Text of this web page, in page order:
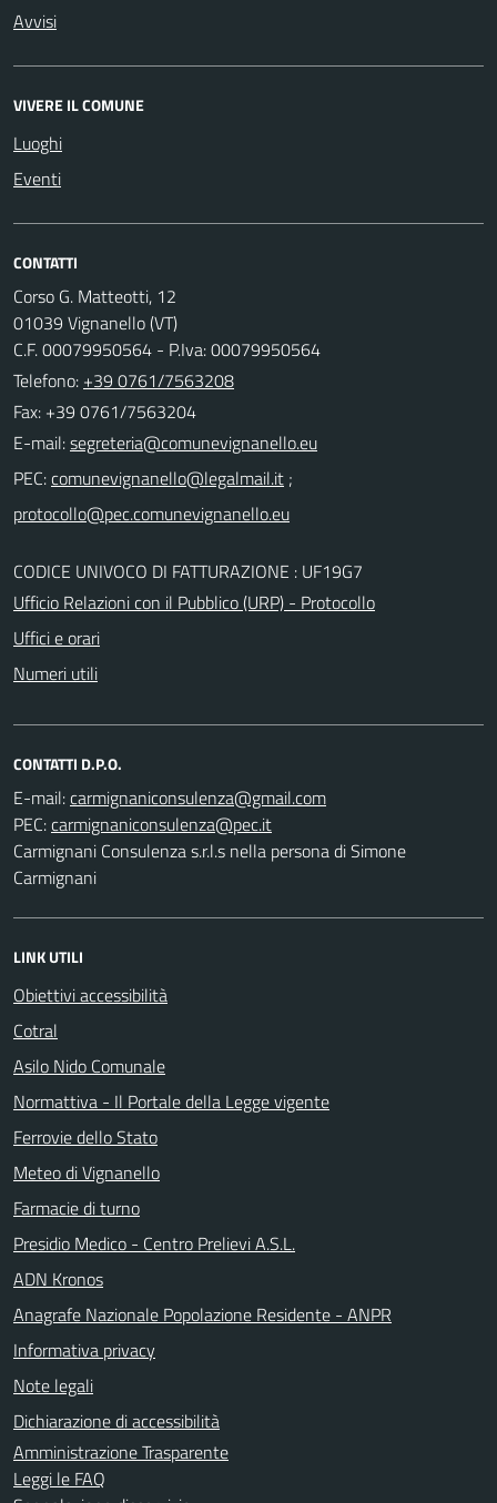
Avvisi
VIVERE IL COMUNE
Luoghi
Eventi
CONTATTI
Corso G. Matteotti, 12
01039 Vignanello (VT)
C.F. 00079950564 - P.Iva: 00079950564
Telefono: +39 0761/7563208
Fax: +39 0761/7563204
E-mail:
PEC:
;
CODICE UNIVOCO DI FATTURAZIONE : UF19G7
Ufficio Relazioni con il Pubblico (URP) - Protocollo
Uffici e orari
Numeri utili
CONTATTI D.P.O.
E-mail:
PEC:
Carmignani Consulenza s.r.l.s nella persona di Simone
Carmignani
LINK UTILI
Obiettivi accessibilità
Cotral
Asilo Nido Comunale
Normattiva - Il Portale della Legge vigente
Ferrovie dello Stato
Meteo di Vignanello
Farmacie di turno
Presidio Medico - Centro Prelievi A.S.L.
ADN Kronos
Anagrafe Nazionale Popolazione Residente - ANPR
Informativa privacy
Note legali
Dichiarazione di accessibilità
Amministrazione Trasparente
Leggi le FAQ